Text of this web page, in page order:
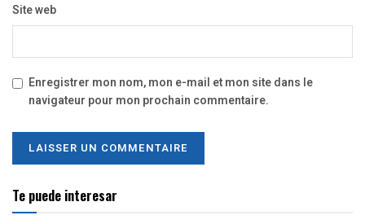
Site web
Enregistrer mon nom, mon e-mail et mon site dans le
navigateur pour mon prochain commentaire.
Te puede interesar